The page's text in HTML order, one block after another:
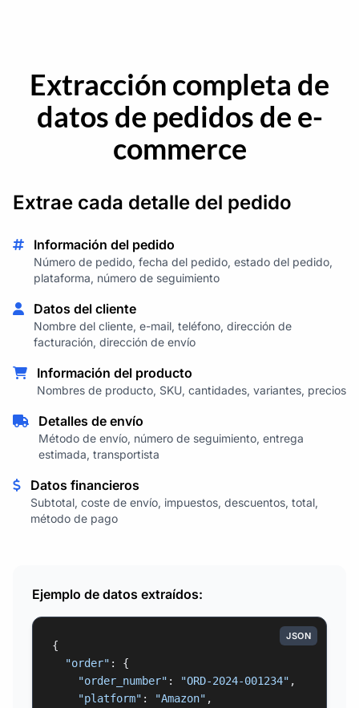
Extracción completa de
datos de pedidos de e-
commerce
Extrae cada detalle del pedido
Información del pedido
Número de pedido, fecha del pedido, estado del pedido,
plataforma, número de seguimiento
Datos del cliente
Nombre del cliente, e-mail, teléfono, dirección de
facturación, dirección de envío
Información del producto
Nombres de producto, SKU, cantidades, variantes, precios
Detalles de envío
Método de envío, número de seguimiento, entrega
estimada, transportista
Datos financieros
Subtotal, coste de envío, impuestos, descuentos, total,
método de pago
Ejemplo de datos extraídos:
JSON
{
"order" : {
"order_number" : "ORD-2024-001234" ,
"platform" : "Amazon" ,